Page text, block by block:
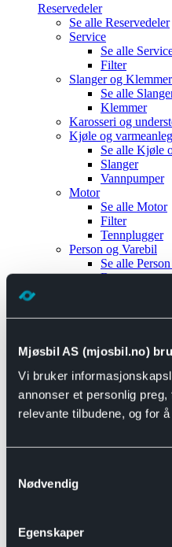
Mjøsbil AS (mjosbil.no)
Vi bruker
annonser et personlig
relevante tilbudene, og for
Nødvendig
Egenskaper
Reservedeler
Se alle Reservedeler
Service
Se alle
Filter
Slanger og Klemmer
Se alle
Klemmer
Karosseri og
Kjøle og
Se alle Kjøle
Slanger
Vannpumper
Motor
Se alle Motor
Filter
Tennplugger
Person og Varebil
Se alle
Brems
Motor og
Se alle
Bremsedeler
Se alle
Drivline og
Se alle
Eksosanlegg